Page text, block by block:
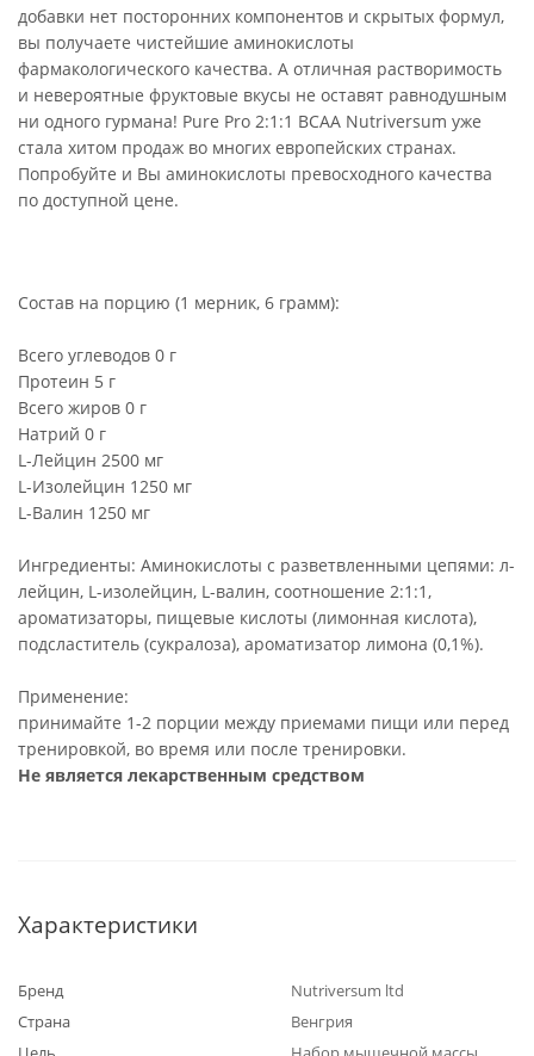
добавки нет посторонних компонентов и скрытых формул,
вы получаете чистейшие аминокислоты
фармакологического качества. А отличная растворимость
и невероятные фруктовые вкусы не оставят равнодушным
ни одного гурмана! Pure Pro 2:1:1 BCAA Nutriversum уже
стала хитом продаж во многих европейских странах.
Попробуйте и Вы аминокислоты превосходного качества
по доступной цене.
Состав на порцию (1 мерник, 6 грамм):
Всего углеводов 0 г
Протеин 5 г
Всего жиров 0 г
Натрий 0 г
L-Лейцин 2500 мг
L-Изолейцин 1250 мг
L-Валин 1250 мг
Ингредиенты: Аминокислоты с разветвленными цепями: л-
лейцин, L-изолейцин, L-валин, соотношение 2:1:1,
ароматизаторы, пищевые кислоты (лимонная кислота),
подсластитель (сукралоза), ароматизатор лимона (0,1%).
Применение:
принимайте 1-2 порции между приемами пищи или перед
тренировкой, во время или после тренировки.
Не является лекарственным средством
Характеристики
Бренд
Nutriversum ltd
Страна
Венгрия